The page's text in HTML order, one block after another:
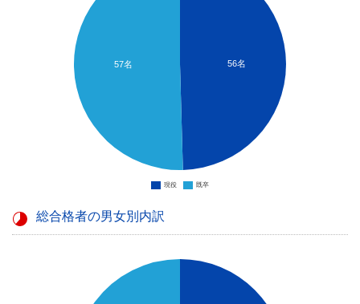
現役 既卒
56名
57名
総合格者の男女別内訳